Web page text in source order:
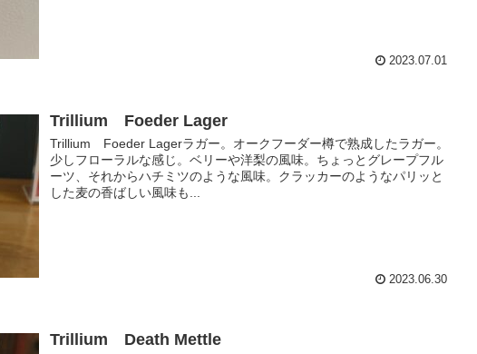
2023.07.01
Trillium Foeder Lager
Trillium Foeder Lagerラガー。オークフーダー樽で熟成したラガー。
少しフローラルな感じ。ベリーや洋梨の風味。ちょっとグレープフル
ーツ、それからハチミツのような風味。クラッカーのようなパリッと
した麦の香ばしい風味も...
2023.06.30
Trillium Death Mettle